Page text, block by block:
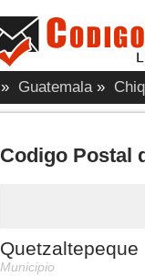
» Guatemala »
Codigo Postal
Quetzaltepeque
Municipio